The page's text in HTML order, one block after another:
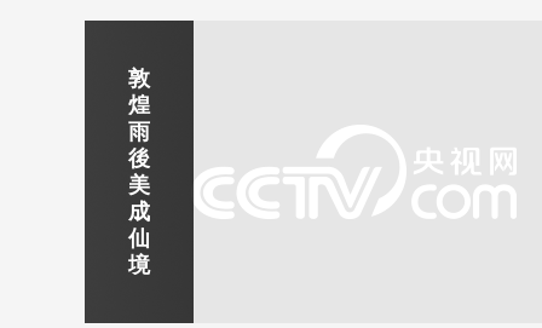
靜賞京娘湖
京娘湖位於邯鄲武安市口上村北，常年平均氣溫19攝氏度，夏
吉
林
市
北
山
公
園
雲
探
古
北
水
鎮
南
京
玄
武
湖
景
區
焦
作
紅
石
峽
秦
皇
島
金
夢
海
灣
劍
川
下
梅
嶺
瀑
布
煙
雨
齊
雲
山
敦
煌
雨
後
美
成
仙
境